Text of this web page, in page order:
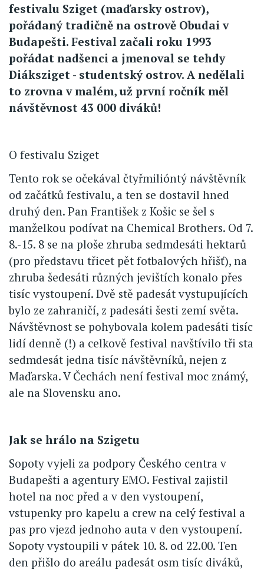
festivalu Sziget (maďarsky ostrov),
pořádaný tradičně na ostrově Obudai v
Budapešti. Festival začali roku 1993
pořádat nadšenci a jmenoval se tehdy
Diáksziget - studentský ostrov. A nedělali
to zrovna v malém, už první ročník měl
návštěvnost 43 000 diváků!
O festivalu Sziget
Tento rok se očekával čtyřmilióntý návštěvník
od začátků festivalu, a ten se dostavil hned
druhý den. Pan František z Košic se šel s
manželkou podívat na Chemical Brothers. Od 7.
8.-15. 8 se na ploše zhruba sedmdesáti hektarů
(pro představu třicet pět fotbalových hřišť), na
zhruba šedesáti různých jevištích konalo přes
tisíc vystoupení. Dvě stě padesát vystupujících
bylo ze zahraničí, z padesáti šesti zemí světa.
Návštěvnost se pohybovala kolem padesáti tisíc
lidí denně (!) a celkově festival navštívilo tři sta
sedmdesát jedna tisíc návštěvníků, nejen z
Maďarska. V Čechách není festival moc známý,
ale na Slovensku ano.
Jak se hrálo na Szigetu
Sopoty vyjeli za podpory Českého centra v
Budapešti a agentury EMO. Festival zajistil
hotel na noc před a v den vystoupení,
vstupenky pro kapelu a crew na celý festival a
pas pro vjezd jednoho auta v den vystoupení.
Sopoty vystoupili v pátek 10. 8. od 22.00. Ten
den přišlo do areálu padesát osm tisíc diváků,